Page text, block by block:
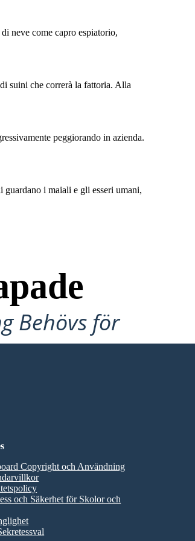
neve come capro espiatorio,
suini che correrà la fattoria. Alla
peggiorando in azienda.
i maiali e gli esseri umani,
Behövs för
Copyright och Användning
och Säkerhet för Skolor och